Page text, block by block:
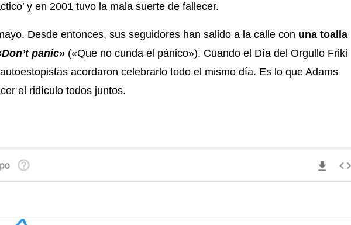
y en 2001 tuvo la mala suerte de fallecer.
Desde entonces, sus seguidores han salido a la calle con una toalla
Don’t panic» («Que no cunda el pánico»). Cuando el Día del Orgullo Friki
acordaron celebrarlo todo el mismo día. Es lo que Adams
el ridículo todos juntos.